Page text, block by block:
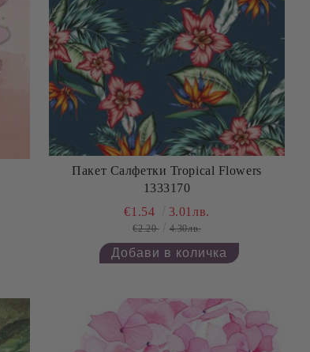
Пакет Салфетки Tropical Flowers
1333170
€1.54 3.01лв.
€2.20 4.30лв.